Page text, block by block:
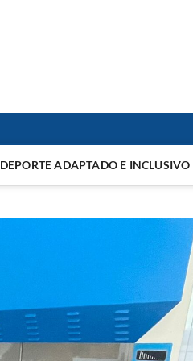
DEPORTE ADAPTADO E INCLUSIVO